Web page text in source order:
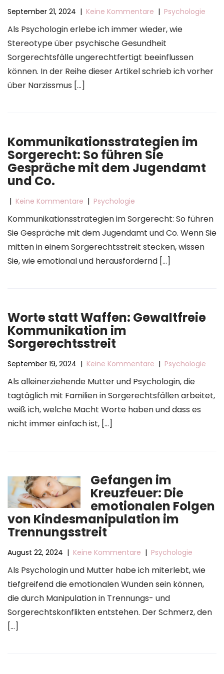
September 21, 2024 | Keine Kommentare | Psychologie
Als Psychologin erlebe ich immer wieder, wie
Stereotype über psychische Gesundheit
Sorgerechtsfälle ungerechtfertigt beeinflussen
können. In der Reihe dieser Artikel schrieb ich vorher
über Narzissmus […]
Kommunikationsstrategien im
Sorgerecht: So führen Sie
Gespräche mit dem Jugendamt
und Co.
| Keine Kommentare | Psychologie
Kommunikationsstrategien im Sorgerecht: So führen
Sie Gespräche mit dem Jugendamt und Co. Wenn Sie
mitten in einem Sorgerechtsstreit stecken, wissen
Sie, wie emotional und herausfordernd […]
Worte statt Waffen: Gewaltfreie
Kommunikation im
Sorgerechtsstreit
September 19, 2024 | Keine Kommentare | Psychologie
Als alleinerziehende Mutter und Psychologin, die
tagtäglich mit Familien in Sorgerechtsfällen arbeitet,
weiß ich, welche Macht Worte haben und dass es
nicht immer einfach ist, […]
Gefangen im
Kreuzfeuer: Die
emotionalen Folgen
von Kindesmanipulation im
Trennungsstreit
August 22, 2024 | Keine Kommentare | Psychologie
Als Psychologin und Mutter habe ich miterlebt, wie
tiefgreifend die emotionalen Wunden sein können,
die durch Manipulation in Trennungs- und
Sorgerechtskonflikten entstehen. Der Schmerz, den
[…]